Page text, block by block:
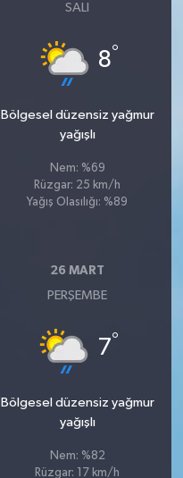
SALI
8°
Bölgesel düzensiz yağmur
yağışlı
Nem: %69
Rüzgar: 25 km/h
Yağış Olasılığı: %89
26 MART
PERŞEMBE
7°
Bölgesel düzensiz yağmur
yağışlı
Nem: %82
Rüzgar: 17 km/h